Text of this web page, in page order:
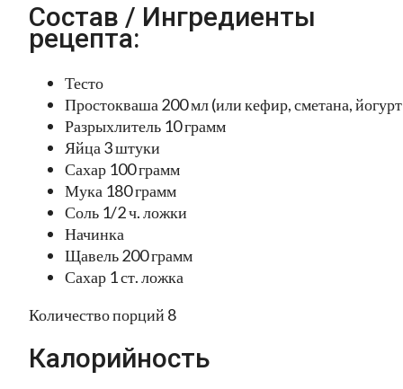
Состав / Ингредиенты
рецепта:
Тесто
Простокваша 200 мл (или кефир, сметана,
Разрыхлитель 10 грамм
Яйца 3 штуки
Сахар 100 грамм
Мука 180 грамм
Соль 1/2 ч. ложки
Начинка
Щавель 200 грамм
Сахар 1 ст. ложка
Количество порций 8
Калорийность